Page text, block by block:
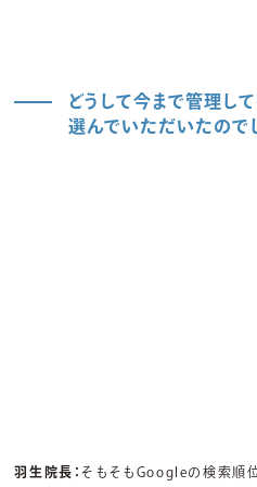
どうして今まで管理し
選んでいただいたので
羽生院長：そもそもGoogleの検索順